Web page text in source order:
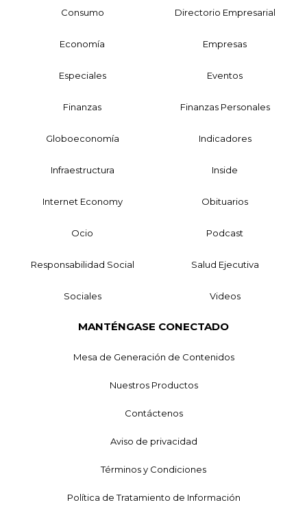
Consumo Directorio Empresarial
Economía Empresas
Especiales Eventos
Finanzas Finanzas Personales
Globoeconomía Indicadores
Infraestructura Inside
Internet Economy Obituarios
Ocio Podcast
Responsabilidad Social Salud Ejecutiva
Sociales Videos
MANTÉNGASE CONECTADO
Mesa de Generación de Contenidos
Nuestros Productos
Contáctenos
Aviso de privacidad
Términos y Condiciones
Política de Tratamiento de Información